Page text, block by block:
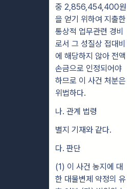
중 2,856,454,400원
을 얻기 위하여 지출한
통상적 업무관련 경비
로서 그 성질상 접대비
에 해당하지 않아 전액
손금으로 인정되어야
하므로 이 사건 처분은
위법하다.
나. 관계 법령
별지 기재와 같다.
다. 판단
(1) 이 사건 농지에 대
한 대물변제 약정의 유